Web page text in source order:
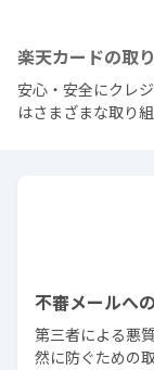
楽天カードの取
安心・安全にクレ
はさまざまな取り
不審メールへ
第三者による悪
然に防ぐための